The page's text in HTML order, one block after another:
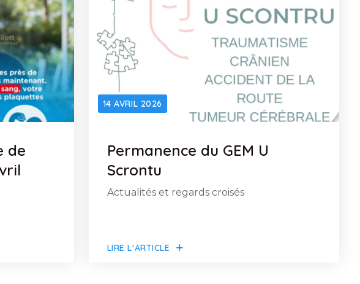
de
LIRE L'ARTICLE
14 AVRIL 2026
Permanence du GEM U
Scrontu
Actualités et regards croisés